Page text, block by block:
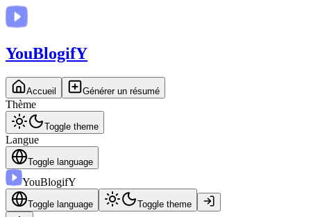
YouBlogifY
Accueil Générer un résumé
Thème
Toggle theme
Langue
Toggle language
YouBlogifY
Toggle language Toggle theme